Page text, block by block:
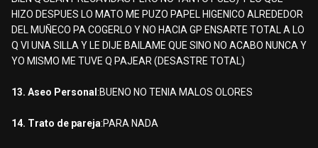
HIZO DESPUES LO MATO ME PUZO PAPEL HIGENICO ALREDEDOR
DEL MUÑECO PA COGERLO Y NO HACIA GP ENSARTE TOTAL A LO
Q VI UNA SILLA Y LE DIJE BAILAME QUE SINO NO ACABO NUNCA Y
YO MISMO ME TUVE Q PAJEAR (DESASTRE TOTAL)
13. Aseo Personal :BUENO NO TENIA MALOS OLORES
14. Trato de pareja:PARA NADA